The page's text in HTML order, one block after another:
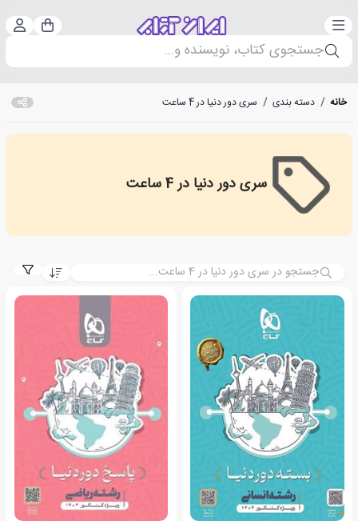
دسته‌بندی سبد
جستجوی کتاب، نویسنده و...
خانه / دسته بندی / سری دور دنیا در 4 ساعت
سری دور دنیا در 4 ساعت
سری دور دنیا در 4 ساعت